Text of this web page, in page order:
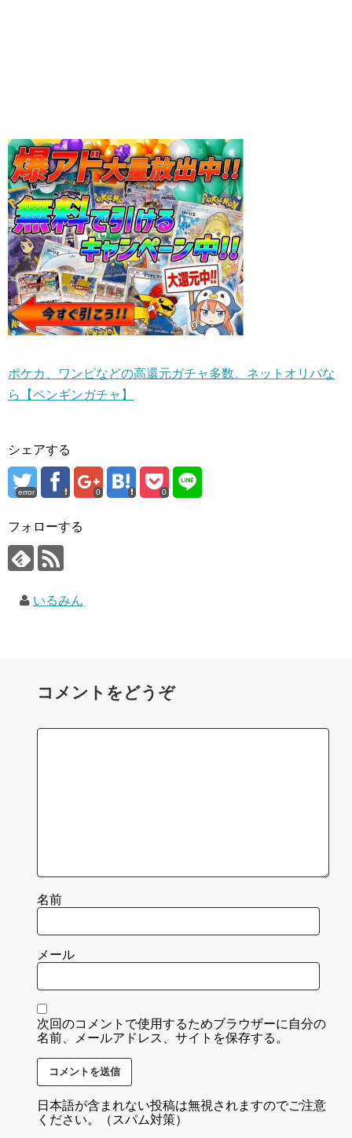
ポケカ、ワンピなどの高還元ガチャ多数。ネットオリパな
ら【ペンギンガチャ】
シェアする
error 0 0
フォローする
いるみん
コメントをどうぞ
名前
メール
次回のコメントで使用するためブラウザーに自分の
名前、メールアドレス、サイトを保存する。
日本語が含まれない投稿は無視されますのでご注意
ください。（スパム対策）